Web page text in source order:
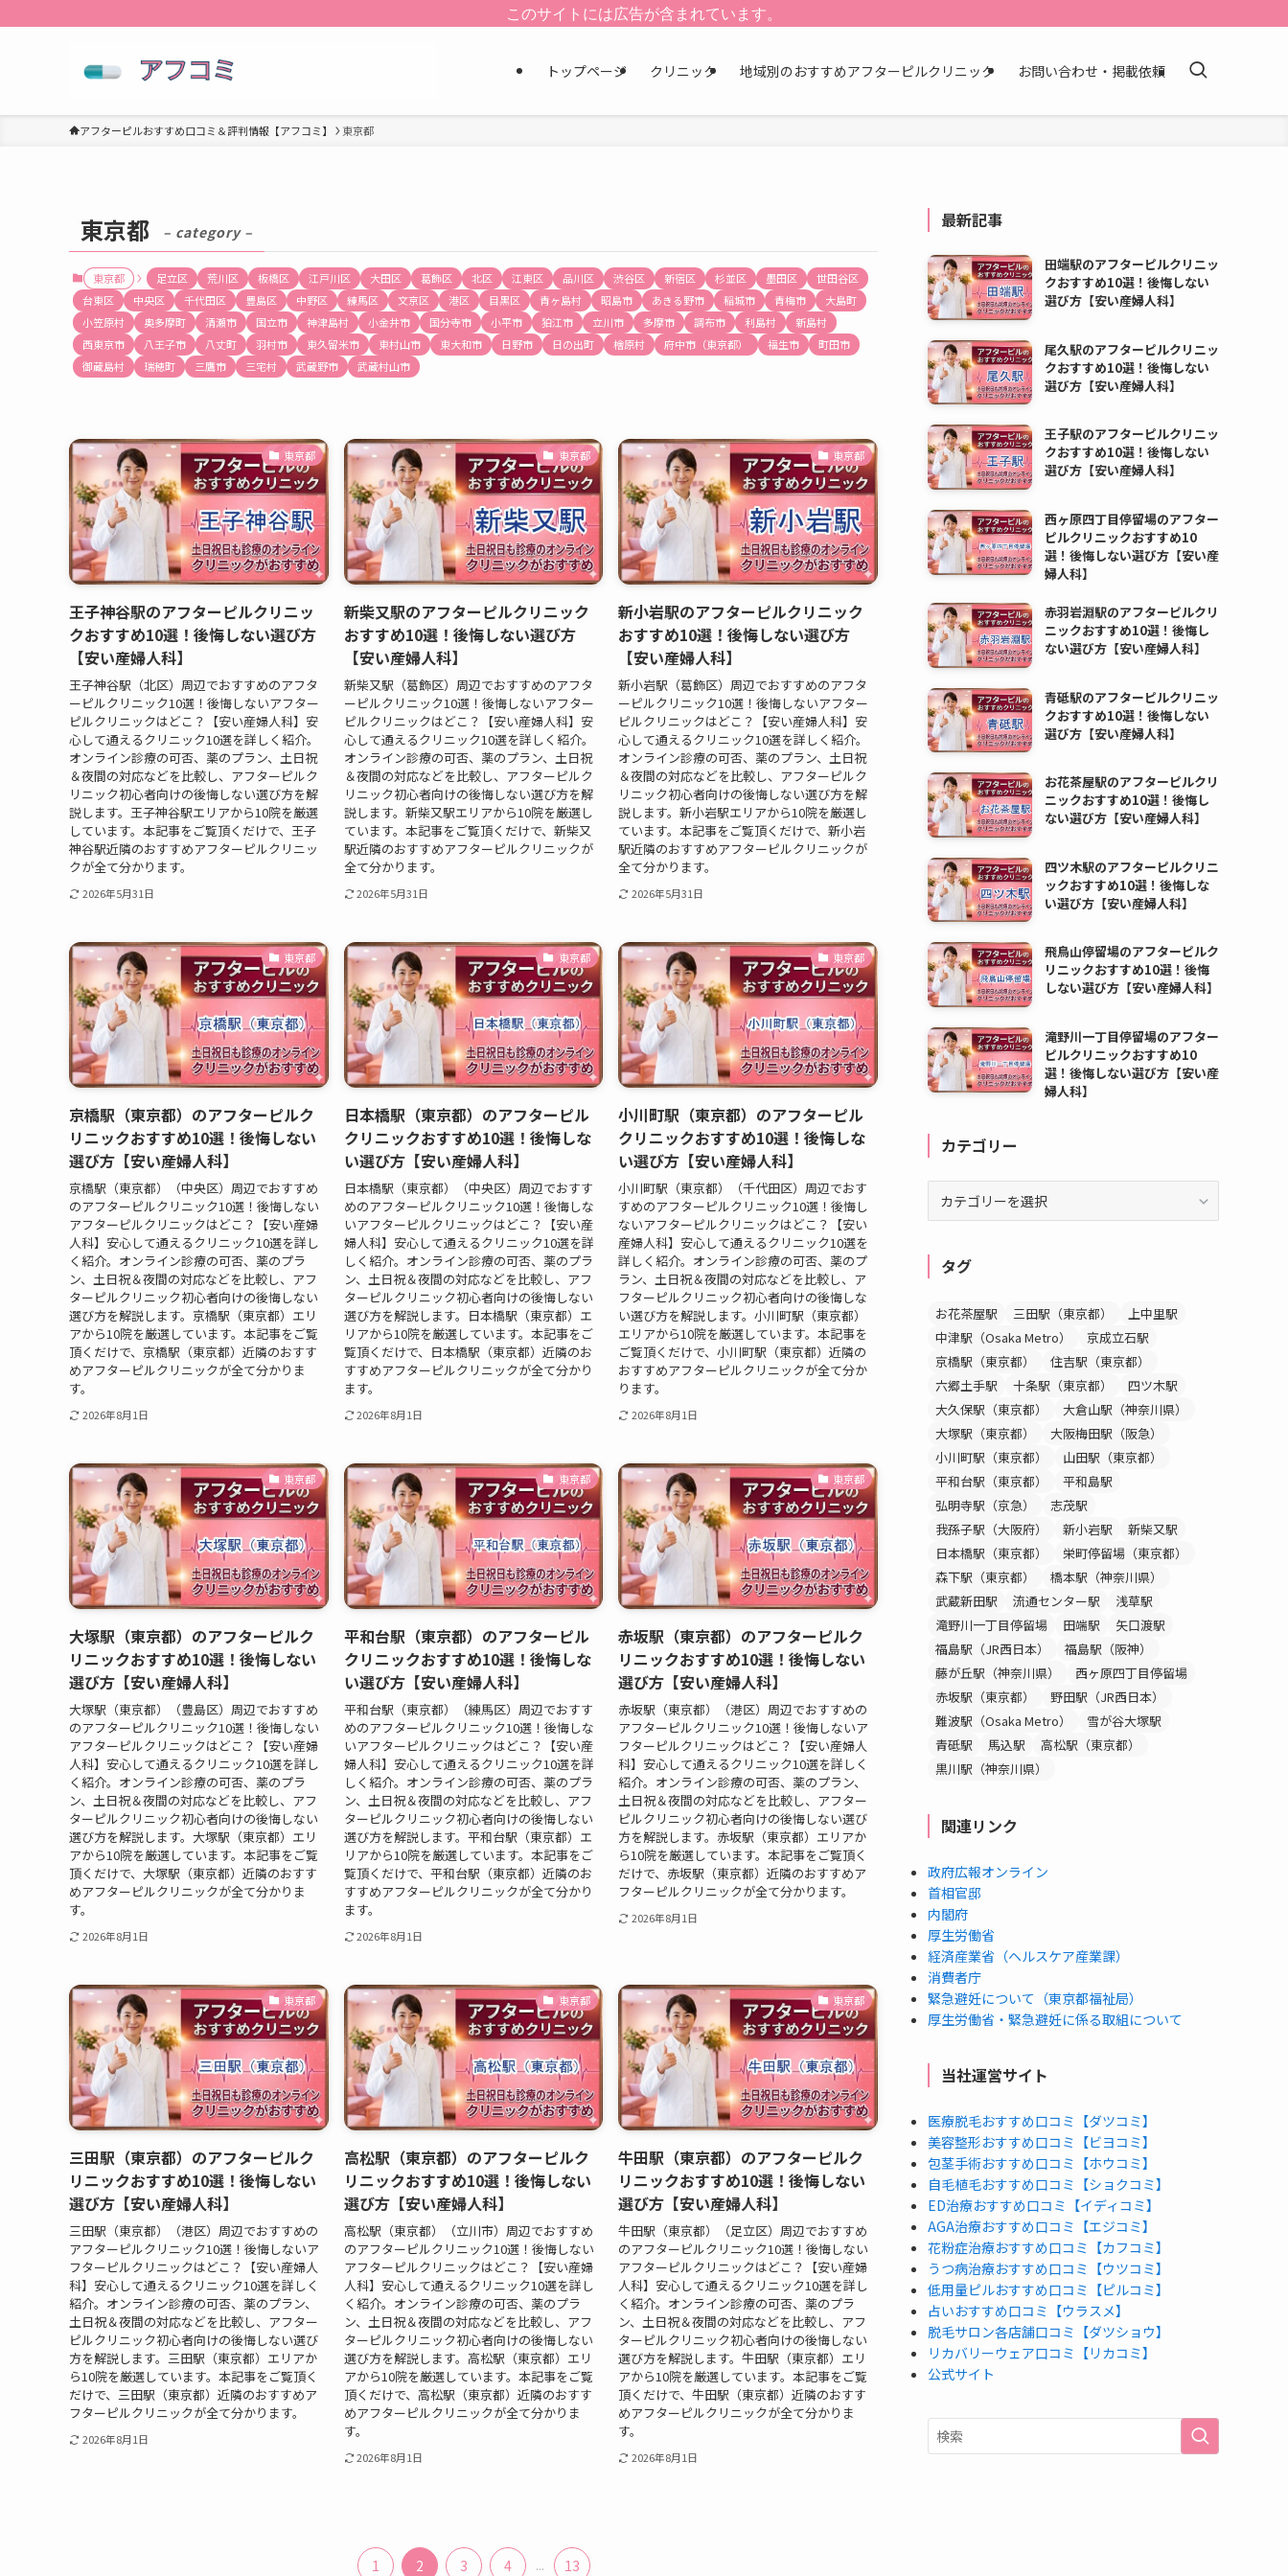
このサイトには広告が含まれています。
トップページ クリニック 地域別のおすすめアフターピルクリニック お問い合わせ・掲載依頼
アフターピルおすすめ口コミ＆評判情報【アフコミ】 東京都
東京都 – category –
東京都 足立区 荒川区 板橋区 江戸川区 大田区 葛飾区 北区 江東区 品川区 渋谷区 新宿区 杉並区 墨田区
世田谷区
台東区
中央区 千代田区 豊島区 中野区 練馬区 文京区 港区 目黒区 青ヶ島村 昭島市 あきる野市 稲城市 青梅市
大島町
小笠原村
奥多摩町 清瀬市 国立市 神津島村 小金井市 国分寺市 小平市 狛江市 立川市 多摩市 調布市 利島村
新島村
西東京市
八王子市 八丈町 羽村市 東久留米市 東村山市 東大和市 日野市 日の出町 檜原村 府中市（東京都） 福生市
町田市
御蔵島村
瑞穂町 三鷹市 三宅村 武蔵野市 武蔵村山市
東京都
王子神谷駅のアフターピルクリニッ
クおすすめ10選！後悔しない選び方
【安い産婦人科】
王子神谷駅（北区）周辺でおすすめのアフタ
ーピルクリニック10選！後悔しないアフター
ピルクリニックはどこ？【安い産婦人科】安
心して通えるクリニック10選を詳しく紹介。
オンライン診療の可否、薬のプラン、土日祝
＆夜間の対応などを比較し、アフターピルク
リニック初心者向けの後悔しない選び方を解
説します。王子神谷駅エリアから10院を厳選
しています。本記事をご覧頂くだけで、王子
神谷駅近隣のおすすめアフターピルクリニッ
クが全て分かります。
2026年5月31日
東京都
新柴又駅のアフターピルクリニック
おすすめ10選！後悔しない選び方
【安い産婦人科】
新柴又駅（葛飾区）周辺でおすすめのアフタ
ーピルクリニック10選！後悔しないアフター
ピルクリニックはどこ？【安い産婦人科】安
心して通えるクリニック10選を詳しく紹介。
オンライン診療の可否、薬のプラン、土日祝
＆夜間の対応などを比較し、アフターピルク
リニック初心者向けの後悔しない選び方を解
説します。新柴又駅エリアから10院を厳選し
ています。本記事をご覧頂くだけで、新柴又
駅近隣のおすすめアフターピルクリニックが
全て分かります。
2026年5月31日
東京都
新小岩駅のアフターピルクリニック
おすすめ10選！後悔しない選び方
【安い産婦人科】
新小岩駅（葛飾区）周辺でおすすめのアフタ
ーピルクリニック10選！後悔しないアフター
ピルクリニックはどこ？【安い産婦人科】安
心して通えるクリニック10選を詳しく紹介。
オンライン診療の可否、薬のプラン、土日祝
＆夜間の対応などを比較し、アフターピルク
リニック初心者向けの後悔しない選び方を解
説します。新小岩駅エリアから10院を厳選し
ています。本記事をご覧頂くだけで、新小岩
駅近隣のおすすめアフターピルクリニックが
全て分かります。
2026年5月31日
東京都
京橋駅（東京都）のアフターピルク
リニックおすすめ10選！後悔しない
選び方【安い産婦人科】
京橋駅（東京都）（中央区）周辺でおすすめ
のアフターピルクリニック10選！後悔しない
アフターピルクリニックはどこ？【安い産婦
人科】安心して通えるクリニック10選を詳し
く紹介。オンライン診療の可否、薬のプラ
ン、土日祝＆夜間の対応などを比較し、アフ
ターピルクリニック初心者向けの後悔しない
選び方を解説します。京橋駅（東京都）エリ
アから10院を厳選しています。本記事をご覧
頂くだけで、京橋駅（東京都）近隣のおすす
めアフターピルクリニックが全て分かりま
す。
2026年8月1日
東京都
日本橋駅（東京都）のアフターピル
クリニックおすすめ10選！後悔しな
い選び方【安い産婦人科】
日本橋駅（東京都）（中央区）周辺でおすす
めのアフターピルクリニック10選！後悔しな
いアフターピルクリニックはどこ？【安い産
婦人科】安心して通えるクリニック10選を詳
しく紹介。オンライン診療の可否、薬のプラ
ン、土日祝＆夜間の対応などを比較し、アフ
ターピルクリニック初心者向けの後悔しない
選び方を解説します。日本橋駅（東京都）エ
リアから10院を厳選しています。本記事をご
覧頂くだけで、日本橋駅（東京都）近隣のお
すすめアフターピルクリニックが全て分かり
ます。
2026年8月1日
東京都
小川町駅（東京都）のアフターピル
クリニックおすすめ10選！後悔しな
い選び方【安い産婦人科】
小川町駅（東京都）（千代田区）周辺でおす
すめのアフターピルクリニック10選！後悔し
ないアフターピルクリニックはどこ？【安い
産婦人科】安心して通えるクリニック10選を
詳しく紹介。オンライン診療の可否、薬のプ
ラン、土日祝＆夜間の対応などを比較し、ア
フターピルクリニック初心者向けの後悔しな
い選び方を解説します。小川町駅（東京都）
エリアから10院を厳選しています。本記事を
ご覧頂くだけで、小川町駅（東京都）近隣の
おすすめアフターピルクリニックが全て分か
ります。
2026年8月1日
東京都
大塚駅（東京都）のアフターピルク
リニックおすすめ10選！後悔しない
選び方【安い産婦人科】
大塚駅（東京都）（豊島区）周辺でおすすめ
のアフターピルクリニック10選！後悔しない
アフターピルクリニックはどこ？【安い産婦
人科】安心して通えるクリニック10選を詳し
く紹介。オンライン診療の可否、薬のプラ
ン、土日祝＆夜間の対応などを比較し、アフ
ターピルクリニック初心者向けの後悔しない
選び方を解説します。大塚駅（東京都）エリ
アから10院を厳選しています。本記事をご覧
頂くだけで、大塚駅（東京都）近隣のおすす
めアフターピルクリニックが全て分かりま
す。
2026年8月1日
東京都
平和台駅（東京都）のアフターピル
クリニックおすすめ10選！後悔しな
い選び方【安い産婦人科】
平和台駅（東京都）（練馬区）周辺でおすす
めのアフターピルクリニック10選！後悔しな
いアフターピルクリニックはどこ？【安い産
婦人科】安心して通えるクリニック10選を詳
しく紹介。オンライン診療の可否、薬のプラ
ン、土日祝＆夜間の対応などを比較し、アフ
ターピルクリニック初心者向けの後悔しない
選び方を解説します。平和台駅（東京都）エ
リアから10院を厳選しています。本記事をご
覧頂くだけで、平和台駅（東京都）近隣のお
すすめアフターピルクリニックが全て分かり
ます。
2026年8月1日
東京都
赤坂駅（東京都）のアフターピルク
リニックおすすめ10選！後悔しない
選び方【安い産婦人科】
赤坂駅（東京都）（港区）周辺でおすすめの
アフターピルクリニック10選！後悔しないア
フターピルクリニックはどこ？【安い産婦人
科】安心して通えるクリニック10選を詳しく
紹介。オンライン診療の可否、薬のプラン、
土日祝＆夜間の対応などを比較し、アフター
ピルクリニック初心者向けの後悔しない選び
方を解説します。赤坂駅（東京都）エリアか
ら10院を厳選しています。本記事をご覧頂く
だけで、赤坂駅（東京都）近隣のおすすめア
フターピルクリニックが全て分かります。
2026年8月1日
東京都
三田駅（東京都）のアフターピルク
リニックおすすめ10選！後悔しない
選び方【安い産婦人科】
三田駅（東京都）（港区）周辺でおすすめの
アフターピルクリニック10選！後悔しないア
フターピルクリニックはどこ？【安い産婦人
科】安心して通えるクリニック10選を詳しく
紹介。オンライン診療の可否、薬のプラン、
土日祝＆夜間の対応などを比較し、アフター
ピルクリニック初心者向けの後悔しない選び
方を解説します。三田駅（東京都）エリアか
ら10院を厳選しています。本記事をご覧頂く
だけで、三田駅（東京都）近隣のおすすめア
フターピルクリニックが全て分かります。
2026年8月1日
東京都
高松駅（東京都）のアフターピルク
リニックおすすめ10選！後悔しない
選び方【安い産婦人科】
高松駅（東京都）（立川市）周辺でおすすめ
のアフターピルクリニック10選！後悔しない
アフターピルクリニックはどこ？【安い産婦
人科】安心して通えるクリニック10選を詳し
く紹介。オンライン診療の可否、薬のプラ
ン、土日祝＆夜間の対応などを比較し、アフ
ターピルクリニック初心者向けの後悔しない
選び方を解説します。高松駅（東京都）エリ
アから10院を厳選しています。本記事をご覧
頂くだけで、高松駅（東京都）近隣のおすす
めアフターピルクリニックが全て分かりま
す。
2026年8月1日
東京都
牛田駅（東京都）のアフターピルク
リニックおすすめ10選！後悔しない
選び方【安い産婦人科】
牛田駅（東京都）（足立区）周辺でおすすめ
のアフターピルクリニック10選！後悔しない
アフターピルクリニックはどこ？【安い産婦
人科】安心して通えるクリニック10選を詳し
く紹介。オンライン診療の可否、薬のプラ
ン、土日祝＆夜間の対応などを比較し、アフ
ターピルクリニック初心者向けの後悔しない
選び方を解説します。牛田駅（東京都）エリ
アから10院を厳選しています。本記事をご覧
頂くだけで、牛田駅（東京都）近隣のおすす
めアフターピルクリニックが全て分かりま
す。
2026年8月1日
1 2 3 4 ... 13
最新記事
田端駅のアフターピルクリニッ
クおすすめ10選！後悔しない
選び方【安い産婦人科】
尾久駅のアフターピルクリニッ
クおすすめ10選！後悔しない
選び方【安い産婦人科】
王子駅のアフターピルクリニッ
クおすすめ10選！後悔しない
選び方【安い産婦人科】
西ヶ原四丁目停留場のアフター
ピルクリニックおすすめ10
選！後悔しない選び方【安い産
婦人科】
赤羽岩淵駅のアフターピルクリ
ニックおすすめ10選！後悔し
ない選び方【安い産婦人科】
青砥駅のアフターピルクリニッ
クおすすめ10選！後悔しない
選び方【安い産婦人科】
お花茶屋駅のアフターピルクリ
ニックおすすめ10選！後悔し
ない選び方【安い産婦人科】
四ツ木駅のアフターピルクリニ
ックおすすめ10選！後悔しな
い選び方【安い産婦人科】
飛鳥山停留場のアフターピルク
リニックおすすめ10選！後悔
しない選び方【安い産婦人科】
滝野川一丁目停留場のアフター
ピルクリニックおすすめ10
選！後悔しない選び方【安い産
婦人科】
カテゴリー
リ
ー タグ
お花茶屋駅 三田駅（東京都）
上中里駅
中津駅（Osaka Metro）
京成立石駅
京橋駅（東京都）
住吉駅（東京都）
六郷土手駅
十条駅（東京都）
四ツ木駅
大久保駅（東京都）
大倉山駅（神奈川県）
大塚駅（東京都）
大阪梅田駅（阪急）
小川町駅（東京都）
山田駅（東京都）
平和台駅（東京都）
平和島駅
弘明寺駅（京急）
志茂駅
我孫子駅（大阪府）
新小岩駅
新柴又駅
日本橋駅（東京都）
栄町停留場（東京都）
森下駅（東京都）
橋本駅（神奈川県）
武蔵新田駅
流通センター駅
浅草駅
滝野川一丁目停留場
田端駅
矢口渡駅
福島駅（JR西日本）
福島駅（阪神）
藤が丘駅（神奈川県）
西ヶ原四丁目停留場
赤坂駅（東京都）
野田駅（JR西日本）
難波駅（Osaka Metro）
雪が谷大塚駅
青砥駅
馬込駅
高松駅（東京都）
黒川駅（神奈川県）
関連リンク
政府広報オンライン
首相官邸
内閣府
厚生労働省
経済産業省（ヘルスケア産業課）
消費者庁
緊急避妊について（東京都福祉局）
厚生労働省・緊急避妊に係る取組について
当社運営サイト
医療脱毛おすすめ口コミ【ダツコミ】
美容整形おすすめ口コミ【ビヨコミ】
包茎手術おすすめ口コミ【ホウコミ】
自毛植毛おすすめ口コミ【ショクコミ】
ED治療おすすめ口コミ【イディコミ】
AGA治療おすすめ口コミ【エジコミ】
花粉症治療おすすめ口コミ【カフコミ】
うつ病治療おすすめ口コミ【ウツコミ】
低用量ピルおすすめ口コミ【ピルコミ】
占いおすすめ口コミ【ウラスメ】
脱毛サロン各店舗口コミ【ダツショウ】
リカバリーウェア口コミ【リカコミ】
公式サイト